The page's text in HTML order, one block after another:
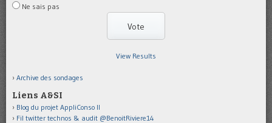
Ne sais pas
View Results
Archive des sondages
Liens A&SI
Blog du projet AppliConso II
Fil twitter technos & audit @BenoitRiviere14